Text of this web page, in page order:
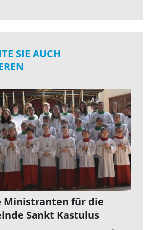
SIE AUCH
Ministranten für die
Sankt Kastulus